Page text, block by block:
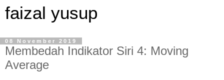
faizal yusup
08 November 2019
Membedah Indikator Siri 4: Moving
Average